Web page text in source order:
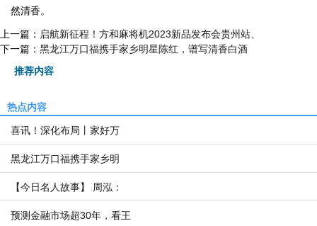
然清香。
上一篇： 启航新征程！方和麻将机2023新品发布会贵州站、
下一篇： 黑龙江万口福携手家乡明星陈红，谱写清香白酒
推荐内容
热点内容
喜讯！深化布局丨家好万
黑龙江万口福携手家乡明
【今日名人故事】 周泓：
预测金融市场超30年，看王